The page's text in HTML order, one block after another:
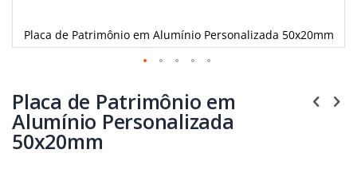
Placa de Patrimônio em Alumínio Personalizada 50x20mm
para
o
início
da
Galeria
Placa de Patrimônio em
Alumínio Personalizada
50x20mm